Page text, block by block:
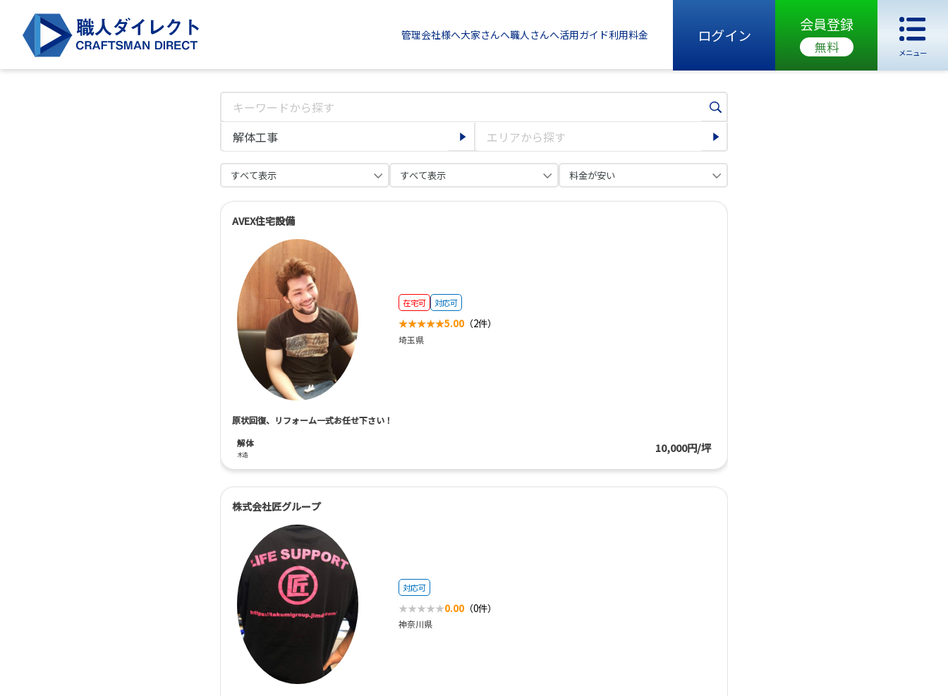
管理会社様へ大家さんへ職人さんへ活用ガイド利用料金 ログイン
会員登録
無料 メニュー
AVEX住宅設備
在宅可 対応可
5.00（2件）
埼玉県
原状回復、リフォーム一式お任せ下さい！
解体
木造 10,000円/坪
株式会社匠グループ
対応可
0.00（0件）
神奈川県